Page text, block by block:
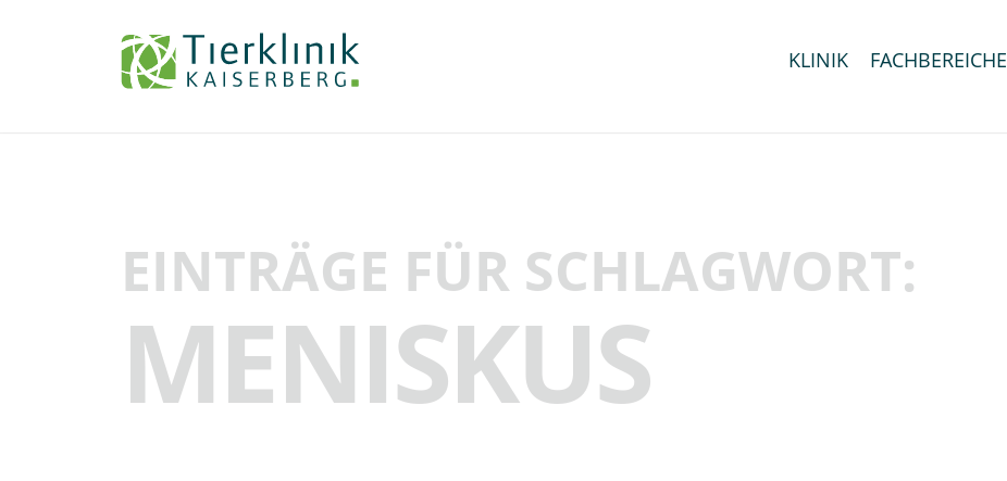
KLINIK FACHBEREICHE
EINTRÄGE FÜR SCHLAGWORT:
MENISKUS